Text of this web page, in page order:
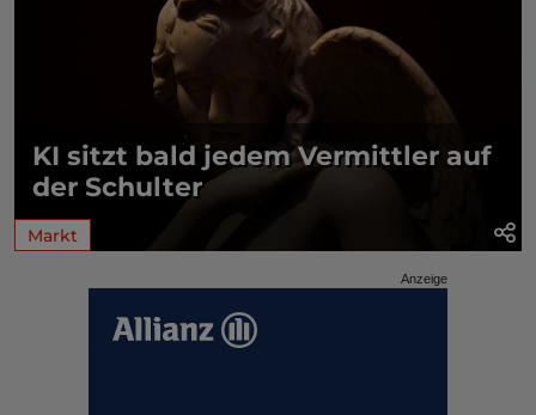
KI sitzt bald jedem Vermittler auf
der Schulter
Markt
Anzeige